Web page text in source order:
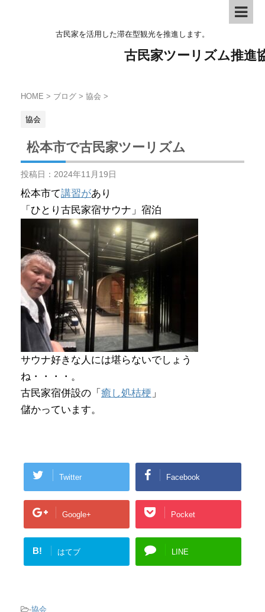
古民家を活用した滞在型観光を推進します。
古民家ツーリズム推進
HOME > ブログ > 協会 >
協会
松本市で古民家ツーリズム
投稿日： 2024年11月19日
松本市て講習があり
「ひとり古民家宿サウナ」宿泊
サウナ好きな人には堪らないでしょう
ね・・・・。
古民家宿併設の「 癒し処桔梗 」
儲かっています。
Twitter Facebook
Google+ Pocket
B! はてブ LINE
-協会